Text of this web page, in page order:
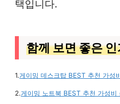
택입니다.
함께 보면 좋은
1.게이밍 데스크탑 BEST 추천 가성
2.게이밍 노트북 BEST 추천 가성비